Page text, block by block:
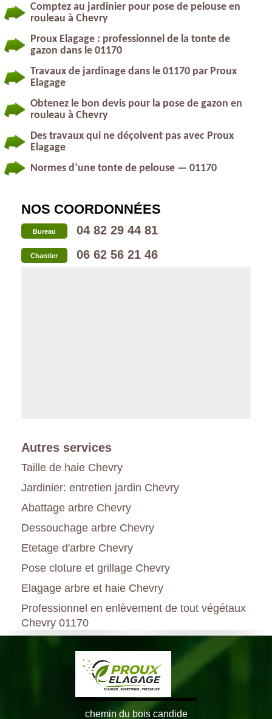
Comptez au jardinier pour pose de pelouse en
rouleau à Chevry
Proux Elagage : professionnel de la tonte de
gazon dans le 01170
Travaux de jardinage dans le 01170 par Proux
Elagage
Obtenez le bon devis pour la pose de gazon en
rouleau à Chevry
Des travaux qui ne déçoivent pas avec Proux
Elagage
Normes d’une tonte de pelouse — 01170
NOS COORDONNÉES
Bureau 04 82 29 44 81
Chantier 06 62 56 21 46
Autres services
Taille de haie Chevry
Jardinier: entretien jardin Chevry
Abattage arbre Chevry
Dessouchage arbre Chevry
Etetage d'arbre Chevry
Pose cloture et grillage Chevry
Elagage arbre et haie Chevry
Professionnel en enlèvement de tout végétaux
Chevry 01170
chemin du bois candide